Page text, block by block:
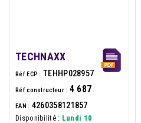
TECHNAXX
Réf ECP : TEHHP028957
Réf constructeur : 4 687
EAN : 4260358121857
Disponibilité : Lundi 10